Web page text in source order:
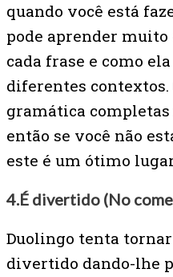
quando você está
pode aprender muito
cada frase e como
diferentes contextos.
gramática completas
então se você não
este é um ótimo
4.É divertido (No
Duolingo tenta
divertido dando-lhe